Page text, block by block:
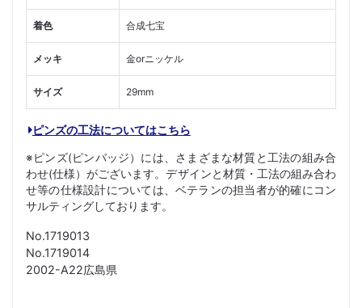
着色 合成七宝
メッキ 金orニッケル
サイズ 29mm
ピンズの工法についてはこちら
※ピンズ(ピンバッジ）には、さまざまな材質と工法の組み合
わせ(仕様）がございます。デザインと材質・工法の組み合わ
せ等の仕様設計については、ベテランの担当者が的確にコン
サルティングしております。
No.1719013
No.1719014
2002-A22広島県